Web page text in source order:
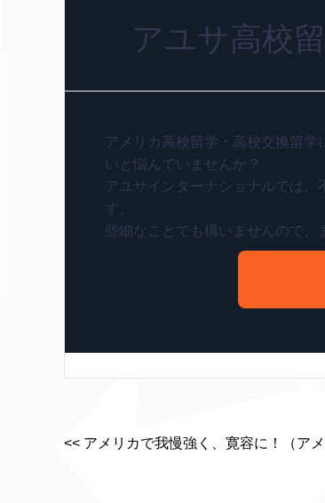
アユサ高校
アメリカ高校留学・高校交換留
いと悩んでいませんか？
アユサインターナショナルでは、
す。
些細なことでも構いませんので、
<< アメリカで我慢強く、寛容に！（アメ